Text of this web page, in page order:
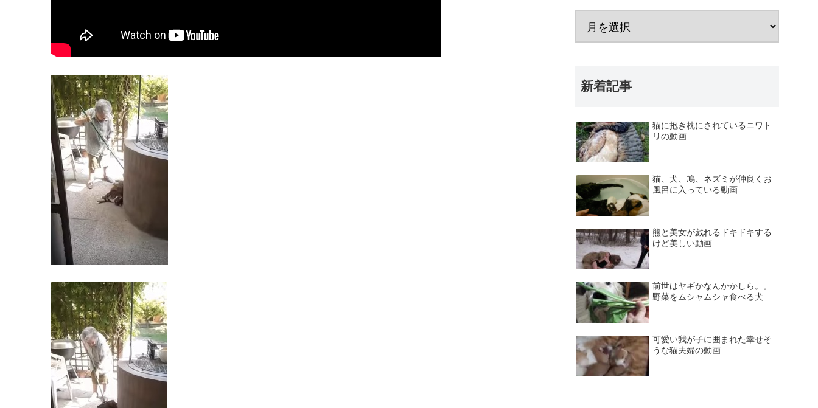
新着記事
猫に抱き枕にされているニワト
リの動画
猫、犬、鳩、ネズミが仲良くお
風呂に入っている動画
熊と美女が戯れるドキドキする
けど美しい動画
前世はヤギかなんかかしら。。
野菜をムシャムシャ食べる犬
可愛い我が子に囲まれた幸せそ
うな猫夫婦の動画